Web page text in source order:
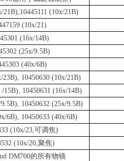
21B),10445111 (10x/21B)
(10x/21)
(16x/14B)
(25x/9.5B)
(40x/6B)
23B), 10450630 (10x/21B)
/15B), 10450631 (16x/14B)
10450632 (25x/9.5B)
6B), 10450633 (40x/6B)
(10x/23,可调焦)
(10x/20,聚焦)
DM700的所有物镜